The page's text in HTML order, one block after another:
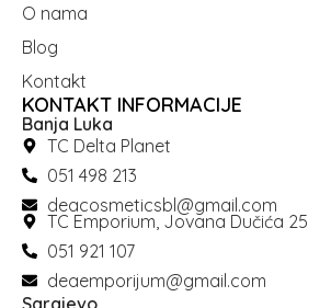
O nama
Blog
Kontakt
KONTAKT INFORMACIJE
Banja Luka
TC Delta Planet
051 498 213
deacosmeticsbl@gmail.com
TC Emporium, Jovana Dučića 25
051 921 107
deaemporijum@gmail.com
Sarajevo